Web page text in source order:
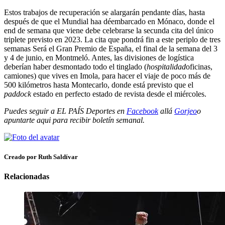
Estos trabajos de recuperación se alargarán pendante días, hasta
después de que el Mundial haa déembarcado en Mónaco, donde el
end de semana que viene debe celebrarse la secunda cita del único
triplete previsto en 2023. La cita que pondrá fin a este periplo de tres
semanas Será el Gran Premio de España, el final de la semana del 3
y 4 de junio, en Montmeló. Antes, las divisiones de logística
deberían haber desmontado todo el tinglado (hospitalidadoficinas,
camiones) que vives en Imola, para hacer el viaje de poco más de
500 kilómetros hasta Montecarlo, donde está previsto que el
paddockestado en perfecto estado de revista desde el miércoles.
Puedes seguir a EL PAÍS Deportes en Facebookallá Gorjeoo
apuntarte aqui para recibirboletín semanal.
Creado por Ruth Saldívar
Relacionadas